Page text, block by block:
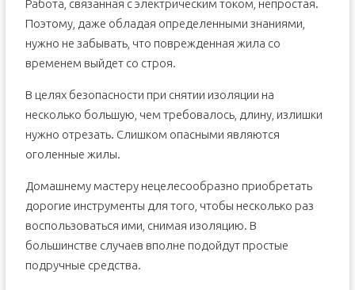
Работа, связанная с электрическим током, непростая.
Поэтому, даже обладая определенными знаниями,
нужно не забывать, что поврежденная жила со
временем выйдет со строя.
В целях безопасности при снятии изоляции на
несколько большую, чем требовалось, длину, излишки
нужно отрезать. Слишком опасными являются
оголенные жилы.
Домашнему мастеру нецелесообразно приобретать
дорогие инструменты для того, чтобы несколько раз
воспользоваться ими, снимая изоляцию. В
большинстве случаев вполне подойдут простые
подручные средства.